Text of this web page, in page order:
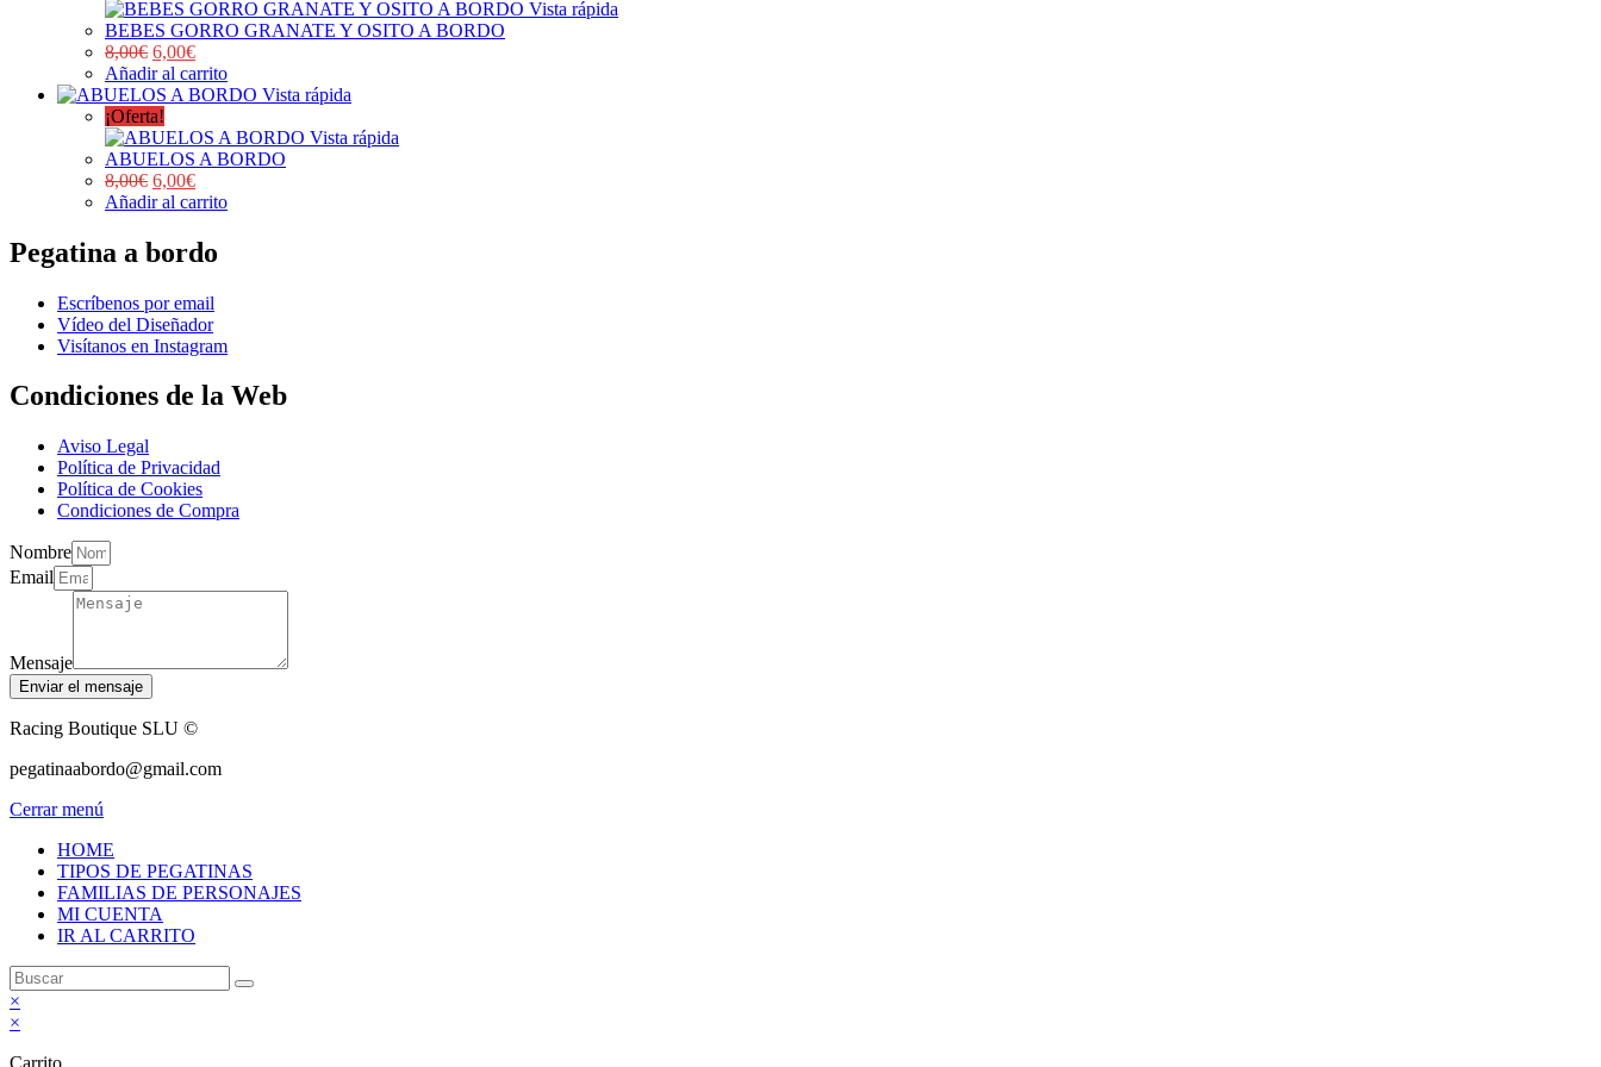
Vista rápida
BEBES GORRO GRANATE Y OSITO A BORDO
8,00€ 6,00€
Añadir al carrito
Vista rápida
¡Oferta!
Vista rápida
ABUELOS A BORDO
8,00€ 6,00€
Añadir al carrito
Pegatina a bordo
Escríbenos por email
Vídeo del Diseñador
Visítanos en Instagram
Condiciones de la Web
Aviso Legal
Política de Privacidad
Política de Cookies
Condiciones de Compra
Nombre
Email
Mensaje
Enviar el mensaje
Racing Boutique SLU ©
pegatinaabordo@gmail.com
Cerrar menú
HOME
TIPOS DE PEGATINAS
FAMILIAS DE PERSONAJES
MI CUENTA
IR AL CARRITO
×
×